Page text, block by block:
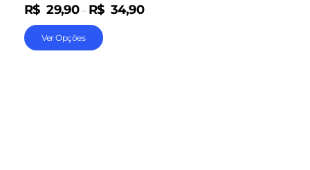
R$ 29,90 – R$ 34,90
Ver Opções